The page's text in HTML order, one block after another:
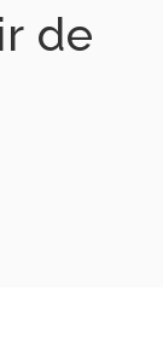
de